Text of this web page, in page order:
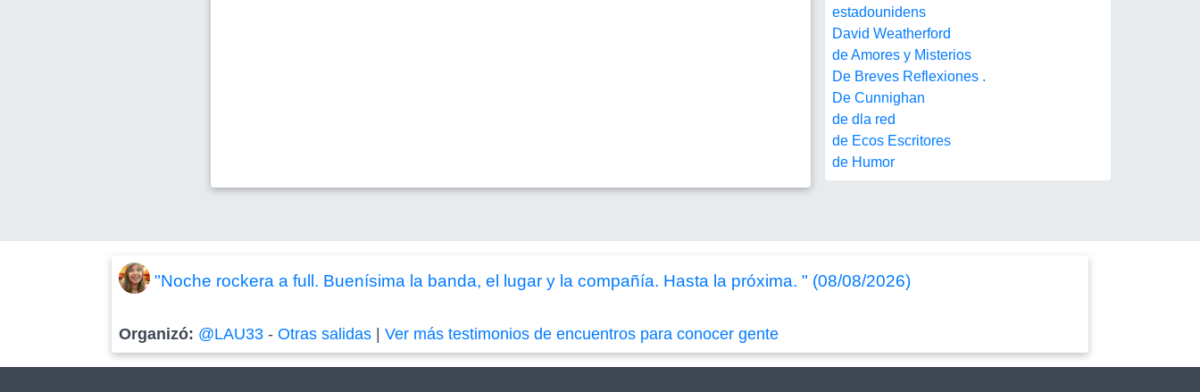
estadounidens
David Weatherford
de Amores y Misterios
De Breves Reflexiones .
De Cunnighan
de dla red
de Ecos Escritores
de Humor
"Noche rockera a full. Buenísima la banda, el lugar y la compañía. Hasta la próxima. " (08/08/2026)
Organizó: @LAU33 -Otras salidas |Ver más testimonios de encuentros para conocer gente